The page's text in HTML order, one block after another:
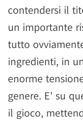
contendersi il
un importante
tutto
ingredienti, in
enorme
genere. E' su
il gioco,